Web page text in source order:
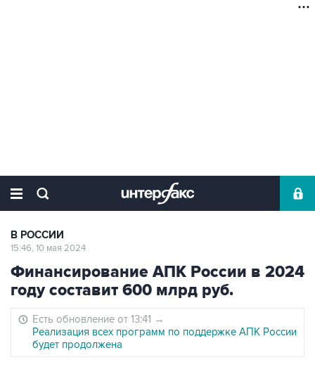
В РОССИИ
15:46, 10 мая 2024
Финансирование АПК России в 2024
году составит 600 млрд руб.
Есть обновление от 13:41 →
Реализация всех программ по поддержке АПК России
будет продолжена